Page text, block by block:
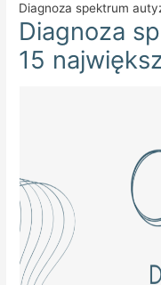
Diagnoza spektrum
Diagnoza
15